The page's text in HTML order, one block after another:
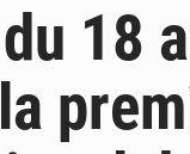
Tamboura,
africains : la
18